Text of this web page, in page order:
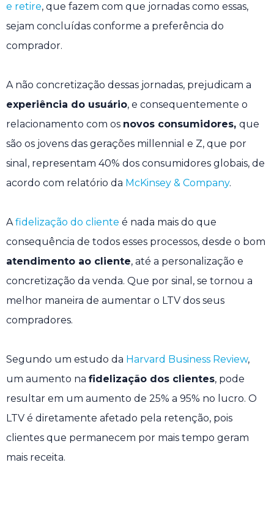
e retire, que fazem com que jornadas como essas,
sejam concluídas conforme a preferência do
comprador.
A não concretização dessas jornadas, prejudicam a
experiência do usuário, e consequentemente o
relacionamento com os novos consumidores, que
são os jovens das gerações millennial e Z, que por
sinal, representam 40% dos consumidores globais, de
acordo com relatório da McKinsey & Company.
Afidelização do cliente é nada mais do que
consequência de todos esses processos, desde o bom
atendimento ao cliente, até a personalização e
concretização da venda. Que por sinal, se tornou a
melhor maneira de aumentar o LTV dos seus
compradores.
Segundo um estudo da Harvard Business Review,
um aumento na fidelização dos clientes, pode
resultar em um aumento de 25% a 95% no lucro. O
LTV é diretamente afetado pela retenção, pois
clientes que permanecem por mais tempo geram
mais receita.